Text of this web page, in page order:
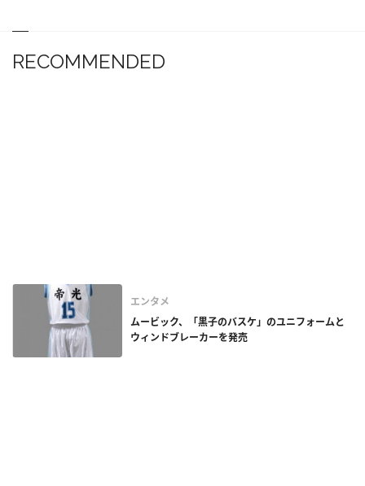
RECOMMENDED
エンタメ
ムービック、「黒子のバスケ」のユニフォームと
ウィンドブレーカーを発売